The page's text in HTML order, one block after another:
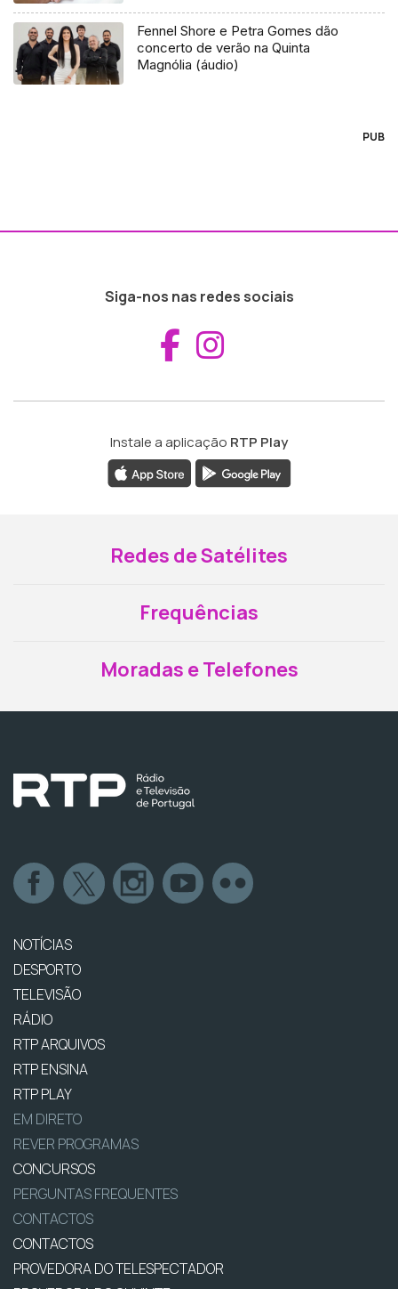
Fennel Shore e Petra Gomes dão
concerto de verão na Quinta
Magnólia (áudio)
PUB
Siga-nos nas redes sociais
Aceder ao
Instale a aplicação RTP Play
Redes de Satélites
Frequências
Moradas e Telefones
NOTÍCIAS
DESPORTO
TELEVISÃO
RÁDIO
RTP ARQUIVOS
RTP ENSINA
RTP PLAY
EM DIRETO
REVER PROGRAMAS
CONCURSOS
PERGUNTAS FREQUENTES
CONTACTOS
CONTACTOS
PROVEDORA DO TELESPECTADOR